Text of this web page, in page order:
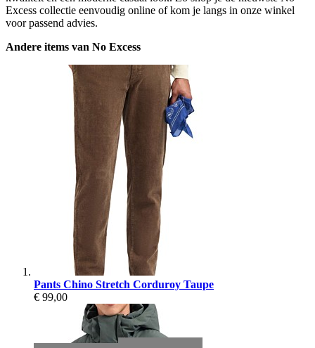
Excess collectie eenvoudig online of kom je langs in onze winkel
voor passend advies.
Andere items van No Excess
Pants Chino Stretch Corduroy Taupe
€ 99,00